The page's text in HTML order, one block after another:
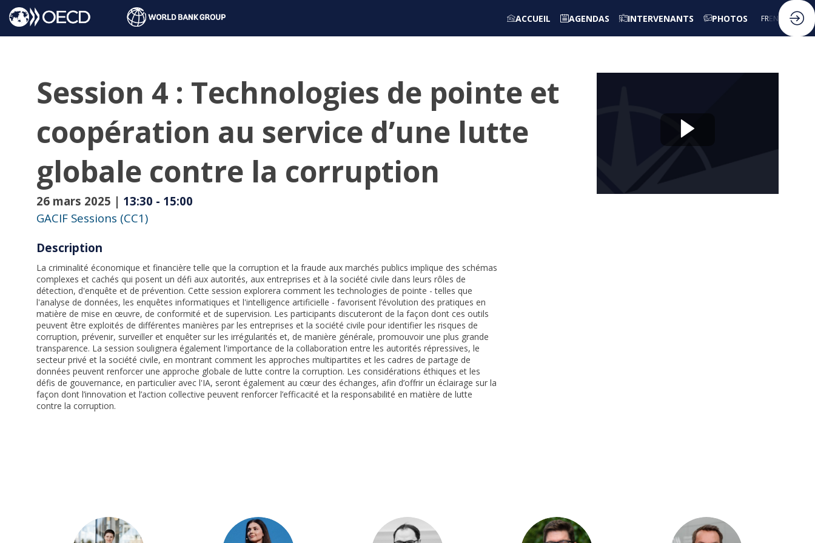
ACCUEIL AGENDAS INTERVENANTS PHOTOS FREN
Session 4 : Technologies de pointe et
coopération au service d’une lutte
globale contre la corruption
26 mars 2025 | 13:30 - 15:00
GACIF Sessions (CC1)
Description
La criminalité économique et financière telle que la corruption et la fraude aux marchés publics implique des schémas
complexes et cachés qui posent un défi aux autorités, aux entreprises et à la société civile dans leurs rôles de
détection, d'enquête et de prévention. Cette session explorera comment les technologies de pointe - telles que
l'analyse de données, les enquêtes informatiques et l'intelligence artificielle - favorisent l’évolution des pratiques en
matière de mise en œuvre, de conformité et de supervision. Les participants discuteront de la façon dont ces outils
peuvent être exploités de différentes manières par les entreprises et la société civile pour identifier les risques de
corruption, prévenir, surveiller et enquêter sur les irrégularités et, de manière générale, promouvoir une plus grande
transparence. La session soulignera également l'importance de la collaboration entre les autorités répressives, le
secteur privé et la société civile, en montrant comment les approches multipartites et les cadres de partage de
données peuvent renforcer une approche globale de lutte contre la corruption. Les considérations éthiques et les
défis de gouvernance, en particulier avec l'IA, seront également au cœur des échanges, afin d’offrir un éclairage sur la
façon dont l’innovation et l’action collective peuvent renforcer l’efficacité et la responsabilité en matière de lutte
contre la corruption.